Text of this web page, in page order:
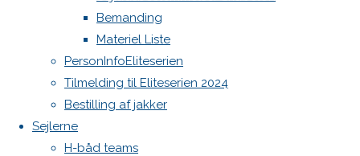
Bemanding
Materiel Liste
PersonInfoEliteserien
Tilmelding til Eliteserien 2024
Bestilling af jakker
Sejlerne
H-båd teams
Tilføj til kalender